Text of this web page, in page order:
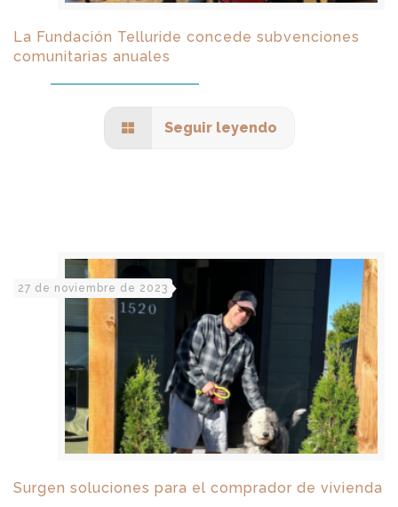
La Fundación Telluride concede subvenciones
comunitarias anuales
Seguir leyendo
27 de noviembre de 2023
Surgen soluciones para el comprador de vivienda